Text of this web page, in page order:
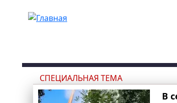
СПЕЦИАЛЬНАЯ ТЕМА
В